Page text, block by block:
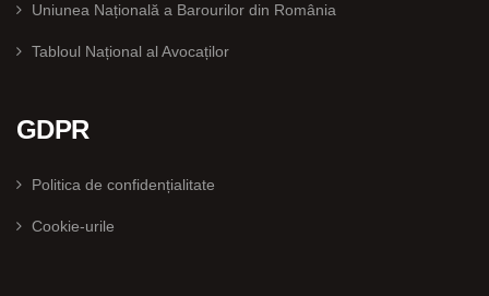
Uniunea Națională a Barourilor din România
Tabloul Național al Avocaților
GDPR
Politica de confidențialitate
Cookie-urile